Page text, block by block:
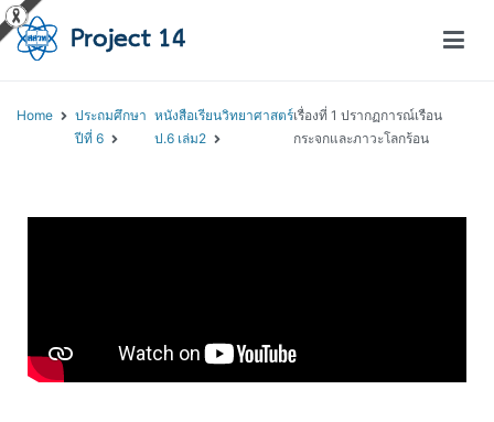
Home
ประถมศึกษา
ปีที่ 6
หนังสือเรียนวิทยาศาสตร์
ป.6 เล่ม2
เรื่องที่ 1 ปรากฏการณ์เรือน
กระจกและภาวะโลกร้อน